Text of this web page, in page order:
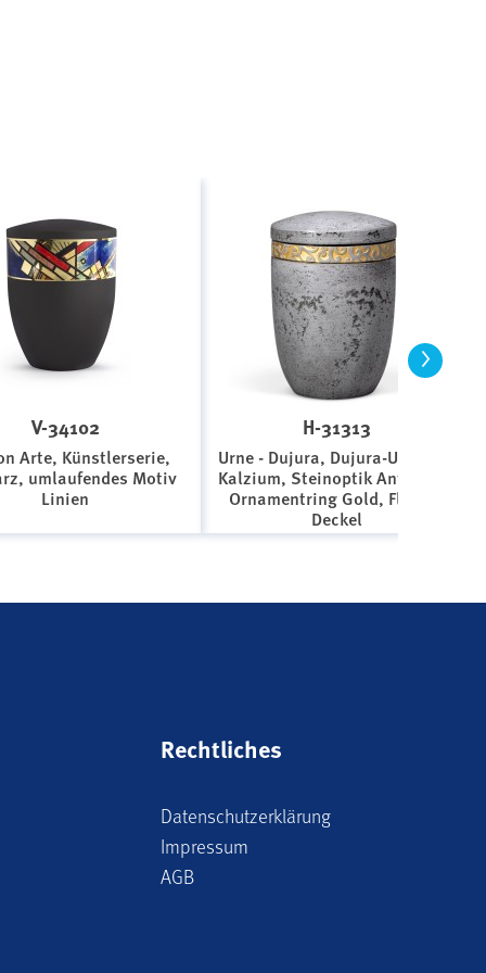
V-34102
Arte, Künstlerserie,
umlaufendes Motiv
Linien
H-31313
Urne - Dujura, Dujura-Urne aus
Kalzium, Steinoptik Anthrazit,
Ornamentring Gold, Flacher
Deckel
>
Rechtliches
Datenschutzerklärung
Impressum
AGB